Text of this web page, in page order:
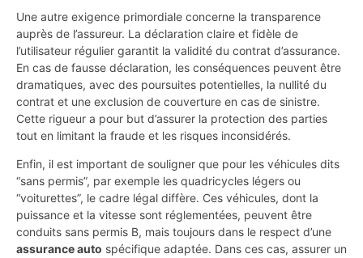
Une autre exigence primordiale concerne la transparence
auprès de l’assureur. La déclaration claire et fidèle de
l’utilisateur régulier garantit la validité du contrat d’assurance.
En cas de fausse déclaration, les conséquences peuvent être
dramatiques, avec des poursuites potentielles, la nullité du
contrat et une exclusion de couverture en cas de sinistre.
Cette rigueur a pour but d’assurer la protection des parties
tout en limitant la fraude et les risques inconsidérés.
Enfin, il est important de souligner que pour les véhicules dits
“sans permis”, par exemple les quadricycles légers ou
“voiturettes”, le cadre légal diffère. Ces véhicules, dont la
puissance et la vitesse sont réglementées, peuvent être
conduits sans permis B, mais toujours dans le respect d’une
assurance auto spécifique adaptée. Dans ces cas, assurer un